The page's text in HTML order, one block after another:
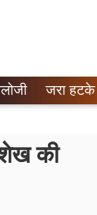
जरा हटके
की